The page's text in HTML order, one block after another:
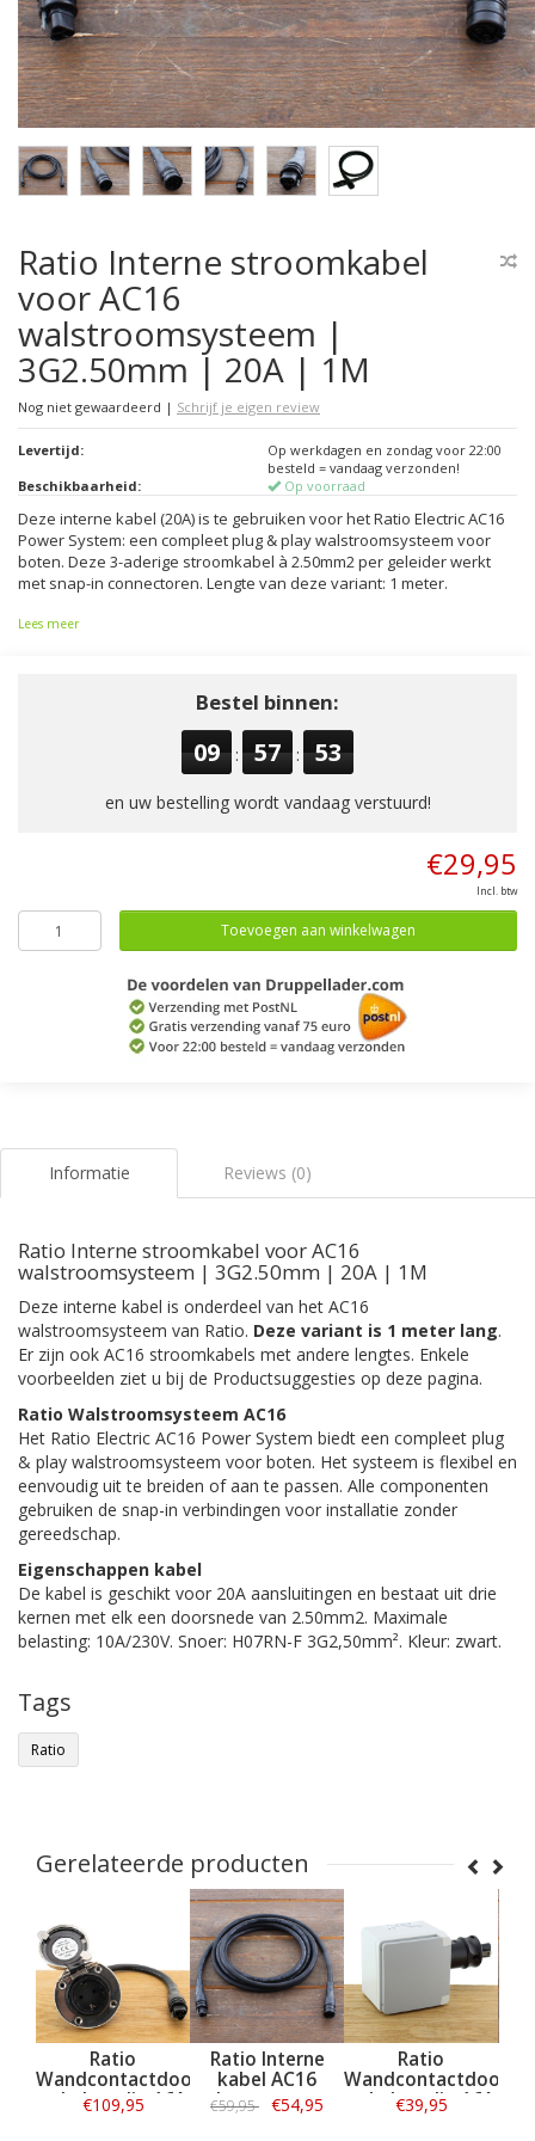
Ratio Interne stroomkabel
voor AC16
walstroomsysteem |
3G2.50mm | 20A | 1M
Nog niet gewaardeerd | Schrijf je eigen review
Levertijd:
Op werkdagen en zondag voor 22:00
besteld = vandaag verzonden!
Beschikbaarheid:
Op voorraad
Deze interne kabel (20A) is te gebruiken voor het Ratio Electric AC16
Power System: een compleet plug & play walstroomsysteem voor
boten. Deze 3-aderige stroomkabel à 2.50mm2 per geleider werkt
met snap-in connectoren. Lengte van deze variant: 1 meter.
Lees meer
Bestel binnen:
09 : 57 : 53
en uw bestelling wordt vandaag verstuurd!
€29,95
Incl. btw
Toevoegen aan winkelwagen
Informatie Reviews (0)
Ratio Interne stroomkabel voor AC16
walstroomsysteem | 3G2.50mm | 20A | 1M
Deze interne kabel is onderdeel van het AC16
walstroomsysteem van Ratio. Deze variant is 1 meter lang.
Er zijn ook AC16 stroomkabels met andere lengtes. Enkele
voorbeelden ziet u bij de Productsuggesties op deze pagina.
Ratio Walstroomsysteem AC16
Het Ratio Electric AC16 Power System biedt een compleet plug
& play walstroomsysteem voor boten. Het systeem is flexibel en
eenvoudig uit te breiden of aan te passen. Alle componenten
gebruiken de snap-in verbindingen voor installatie zonder
gereedschap.
Eigenschappen kabel
De kabel is geschikt voor 20A aansluitingen en bestaat uit drie
kernen met elk een doorsnede van 2.50mm2. Maximale
belasting: 10A/230V. Snoer: H07RN-F 3G2,50mm². Kleur: zwart.
Tags
Ratio
Gerelateerde producten
16A
Ratio Interne
kabel AC16
walstroomsysteem
€54,95
Wandcontactdoos
enkelvoudig 16A
kabel